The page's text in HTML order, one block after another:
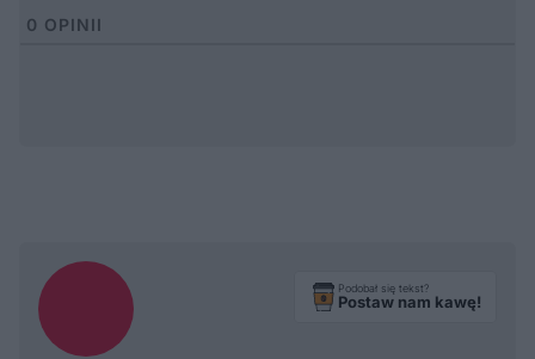
0 OPINII
Podobał się tekst?
Postaw nam kawę!